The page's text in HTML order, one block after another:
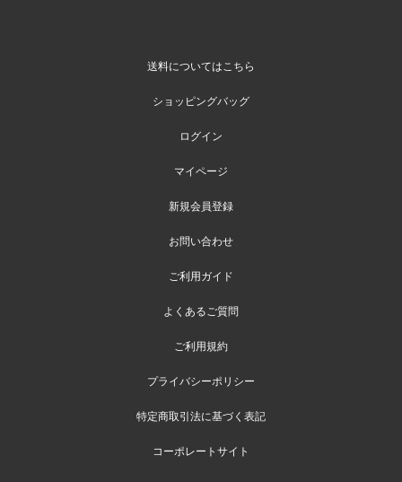
送料についてはこちら
ショッピングバッグ
ログイン
マイページ
新規会員登録
お問い合わせ
ご利用ガイド
よくあるご質問
ご利用規約
プライバシーポリシー
特定商取引法に基づく表記
コーポレートサイト